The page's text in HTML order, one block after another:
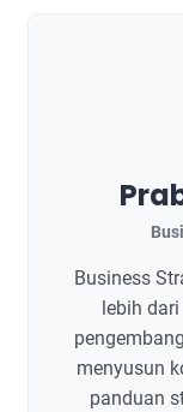
Business
lebih
menyusun
panduan